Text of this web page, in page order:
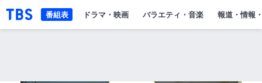
「TBSテレビ」トップページ
ドラマ・映画 バラエティ・音楽 報道・情報
番組表